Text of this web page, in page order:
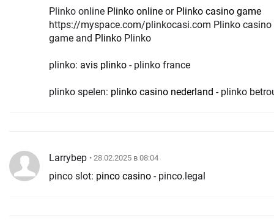
Plinko online Plinko online or Plinko casino game
https://myspace.com/plinkocasi.com Plinko
game and Plinko Plinko
plinko: avis plinko - plinko france
plinko spelen: plinko casino nederland - plinko
Larrybep • 28.02.2025 в 08:04
pinco slot: pinco casino - pinco.legal